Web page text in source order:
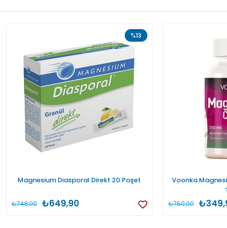
Magnesium Diasporal Direkt 20 Poşet
₺649,90
₺748,00
%13
Voonka
₺750,00